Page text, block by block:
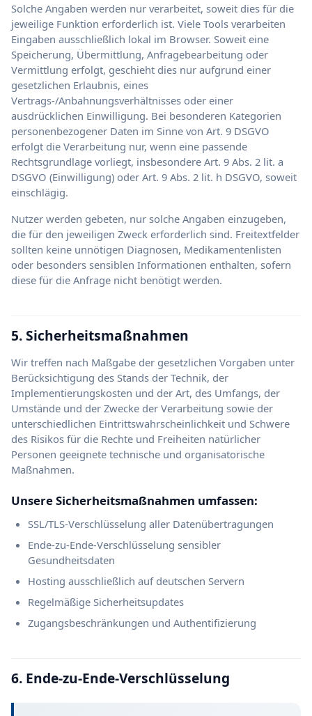
Solche Angaben werden nur verarbeitet, soweit dies für die
jeweilige Funktion erforderlich ist. Viele Tools verarbeiten
Eingaben ausschließlich lokal im Browser. Soweit eine
Speicherung, Übermittlung, Anfragebearbeitung oder
Vermittlung erfolgt, geschieht dies nur aufgrund einer
gesetzlichen Erlaubnis, eines
Vertrags-/Anbahnungsverhältnisses oder einer
ausdrücklichen Einwilligung. Bei besonderen Kategorien
personenbezogener Daten im Sinne von Art. 9 DSGVO
erfolgt die Verarbeitung nur, wenn eine passende
Rechtsgrundlage vorliegt, insbesondere Art. 9 Abs. 2 lit. a
DSGVO (Einwilligung) oder Art. 9 Abs. 2 lit. h DSGVO, soweit
einschlägig.
Nutzer werden gebeten, nur solche Angaben einzugeben,
die für den jeweiligen Zweck erforderlich sind. Freitextfelder
sollten keine unnötigen Diagnosen, Medikamentenlisten
oder besonders sensiblen Informationen enthalten, sofern
diese für die Anfrage nicht benötigt werden.
5. Sicherheitsmaßnahmen
Wir treffen nach Maßgabe der gesetzlichen Vorgaben unter
Berücksichtigung des Stands der Technik, der
Implementierungskosten und der Art, des Umfangs, der
Umstände und der Zwecke der Verarbeitung sowie der
unterschiedlichen Eintrittswahrscheinlichkeit und Schwere
des Risikos für die Rechte und Freiheiten natürlicher
Personen geeignete technische und organisatorische
Maßnahmen.
Unsere Sicherheitsmaßnahmen umfassen:
SSL/TLS-Verschlüsselung aller Datenübertragungen
Ende-zu-Ende-Verschlüsselung sensibler
Gesundheitsdaten
Hosting ausschließlich auf deutschen Servern
Regelmäßige Sicherheitsupdates
Zugangsbeschränkungen und Authentifizierung
6. Ende-zu-Ende-Verschlüsselung